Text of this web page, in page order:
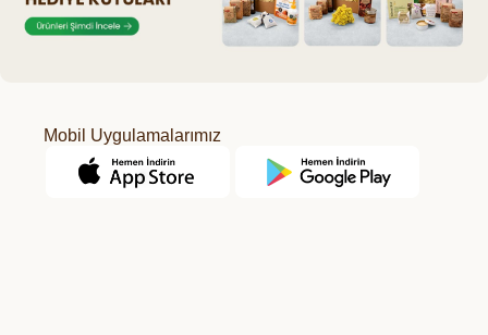
Mobil Uygulamalarımız